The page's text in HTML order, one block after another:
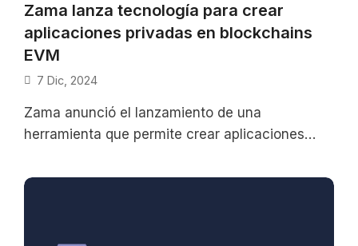
Zama lanza tecnología para crear
aplicaciones privadas en blockchains
EVM
7 Dic, 2024
Zama anunció el lanzamiento de una
herramienta que permite crear aplicaciones
inteligentes privados en la Ethereum